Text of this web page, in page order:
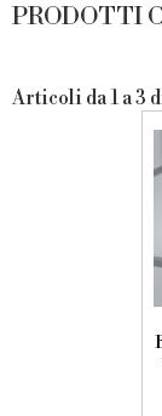
PRODOTTI
Articoli da 1 a 3